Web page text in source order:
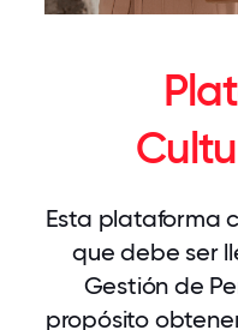
Esta plataforma
que debe ser
Gestión de
propósito